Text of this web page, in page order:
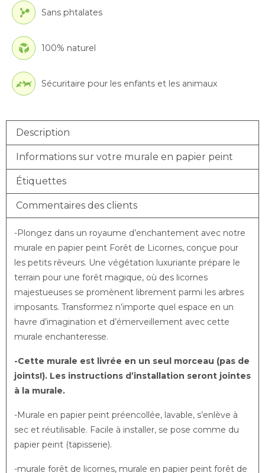
Sans phtalates
100% naturel
Sécuritaire pour les enfants et les animaux
Description
Informations sur votre murale en papier peint
Étiquettes
Commentaires des clients
-Plongez dans un royaume d’enchantement avec notre
murale en papier peint Forêt de Licornes, conçue pour
les petits rêveurs. Une végétation luxuriante prépare le
terrain pour une forêt magique, où des licornes
majestueuses se promènent librement parmi les arbres
imposants. Transformez n’importe quel espace en un
havre d’imagination et d’émerveillement avec cette
murale enchanteresse.
-Cette murale est livrée en un seul morceau (pas de
joints!). Les instructions d’installation seront jointes
à la murale.
-Murale en papier peint préencollée, lavable, s’enlève à
sec et réutilisable. Facile à installer, se pose comme du
papier peint (tapisserie).
-murale forêt de licornes, murale en papier peint forêt de